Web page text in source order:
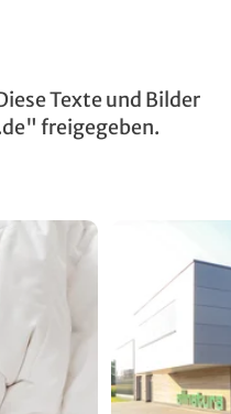
Texte und Bilder
freigegeben.